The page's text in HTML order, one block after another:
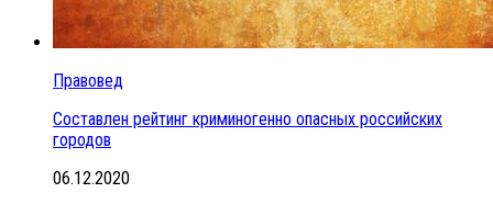
Правовед
Составлен рейтинг криминогенно опасных российских
городов
06.12.2020